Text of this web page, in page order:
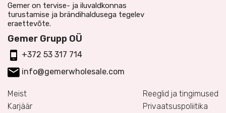
Gemer on tervise- ja iluvaldkonnas
turustamise ja brändihaldusega tegelev
eraettevõte.
Gemer Grupp OÜ
+372 53 317 714
info@gemerwholesale.com
Meist
Karjäär
Reeglid ja tingimused
Privaatsuspoliitika